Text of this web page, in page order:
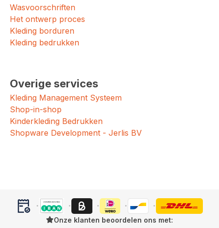
Wasvoorschriften
Het ontwerp proces
Kleding borduren
Kleding bedrukken
Overige services
Kleding Management Systeem
Shop-in-shop
Kinderkleding Bedrukken
Shopware Development - Jerlis BV
Onze klanten beoordelen ons met: